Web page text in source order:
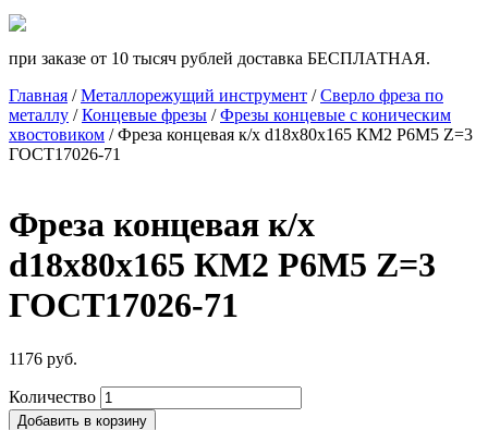
при заказе от 10 тысяч рублей доставка БЕСПЛАТНАЯ.
Главная /Металлорежущий инструмент /Сверло фреза по
металлу /Концевые фрезы /Фрезы концевые с коническим
хвостовиком / Фреза концевая к/х d18х80х165 КМ2 Р6М5 Z=3
ГОСТ17026-71
Фреза концевая к/х
d18х80х165 КМ2 Р6М5 Z=3
ГОСТ17026-71
1176 руб.
Количество
Добавить в корзину